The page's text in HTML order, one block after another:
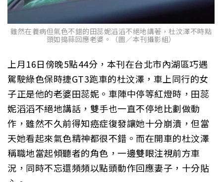
雖然在養病但氣色不錯的田蕊妮滔滔不絕地講著，杜汶澤不時點
頭如搗蒜回應老婆。（圖／本刊攝影組）
上月16日傍晚5點44分，本刊在台北市內湖區巧遇
駕駛綠色保時捷GT3跑車的杜汶澤，車上同行的女
子正是他的老婆田蕊妮。車陣中停等紅燈時，田蕊
妮滔滔不絕地講話，雙手也一直不停地比劃做動
作，雖然不久前得知癌症復發讓她十分崩潰，但當
天她看起來氣色精神都很不錯。而在開車的杜汶澤
稱職地當起傾聽者的角色，一邊雙眼注視前方車
況，同時不忘還頻頻以點頭動作回應妻子，十分貼